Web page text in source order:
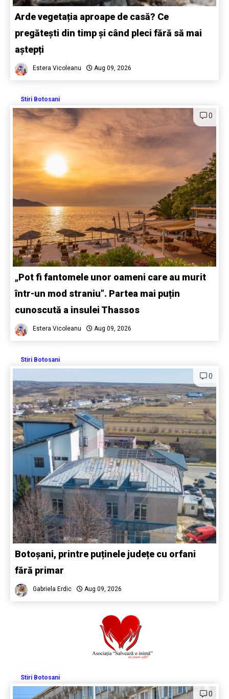
Arde vegetația aproape de casă? Ce
pregătești din timp și când pleci fără să mai
aștepți
Estera Vicoleanu Aug 09, 2026
Stiri Botosani
0
„Pot fi fantomele unor oameni care au murit
într-un mod straniu”. Partea mai puțin
cunoscută a insulei Thassos
Estera Vicoleanu Aug 09, 2026
Stiri Botosani
0
Botoșani, printre puținele județe cu orfani
fără primar
Gabriela Erdic Aug 09, 2026
Stiri Botosani
0